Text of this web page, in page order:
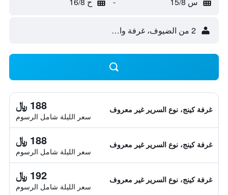
2 من الضيوف، غرفة واحدة
غرفة كينج، نوع السرير غير معروف 188 ﷼
سعر الليلة شامل الرسوم
غرفة كينج، نوع السرير غير معروف 188 ﷼
سعر الليلة شامل الرسوم
غرفة كينج، نوع السرير غير معروف 192 ﷼
سعر الليلة شامل الرسوم